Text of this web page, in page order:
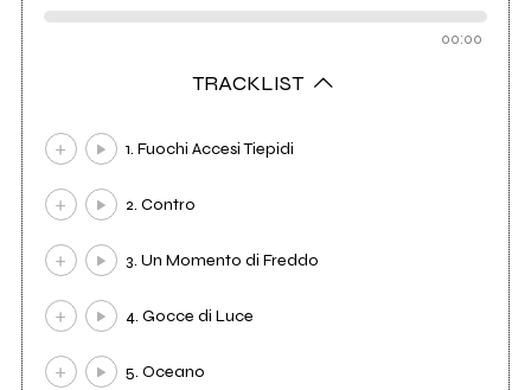
00:00
TRACKLIST
1. Fuochi Accesi Tiepidi
2. Contro
3. Un Momento di Freddo
4. Gocce di Luce
5. Oceano